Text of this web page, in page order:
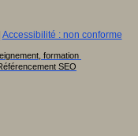
Accessibilité : non conforme
formation
SEO